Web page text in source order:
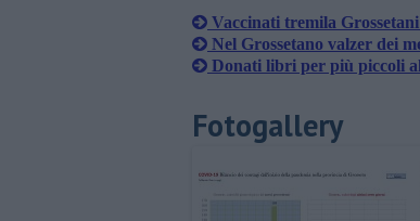
Vaccinati tremila
Nel Grossetano valzer dei
Donati libri per più piccoli
Fotogallery